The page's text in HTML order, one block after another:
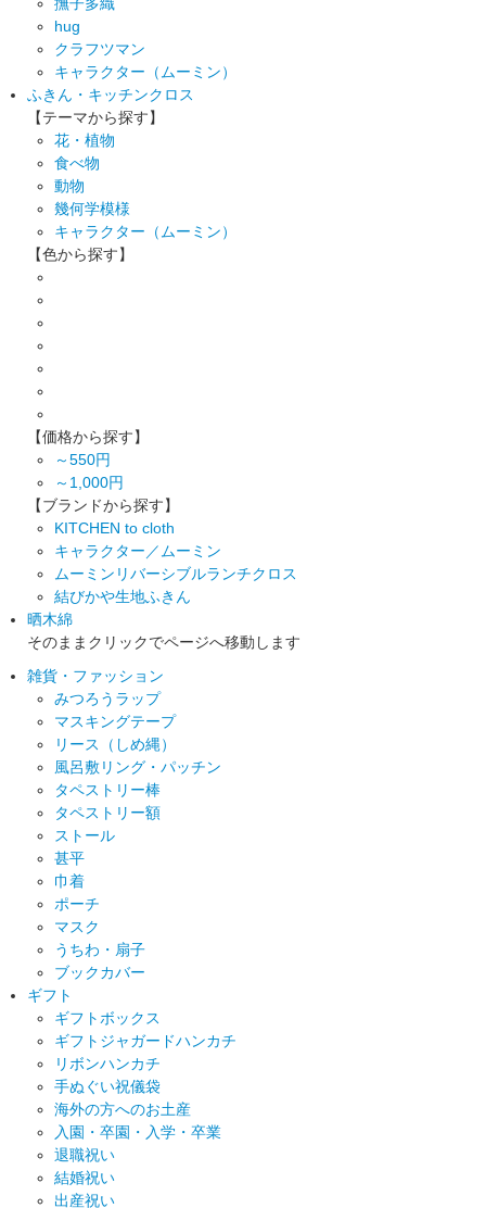
hug
クラフツマン
キャラクター（ムーミン）
ふきん・キッチンクロス
【テーマから探す】
花・植物
食べ物
動物
幾何学模様
キャラクター（ムーミン）
【色から探す】
【価格から探す】
～550円
～1,000円
【ブランドから探す】
KITCHEN to cloth
キャラクター／ムーミン
ムーミンリバーシブルランチクロス
結びかや生地ふきん
晒木綿
そのままクリックでページへ移動します
雑貨・ファッション
みつろうラップ
マスキングテープ
リース（しめ縄）
風呂敷リング・パッチン
タペストリー棒
タペストリー額
ストール
甚平
巾着
ポーチ
マスク
うちわ・扇子
ブックカバー
ギフト
ギフトボックス
ギフトジャガードハンカチ
リボンハンカチ
手ぬぐい祝儀袋
海外の方へのお土産
入園・卒園・入学・卒業
退職祝い
結婚祝い
出産祝い